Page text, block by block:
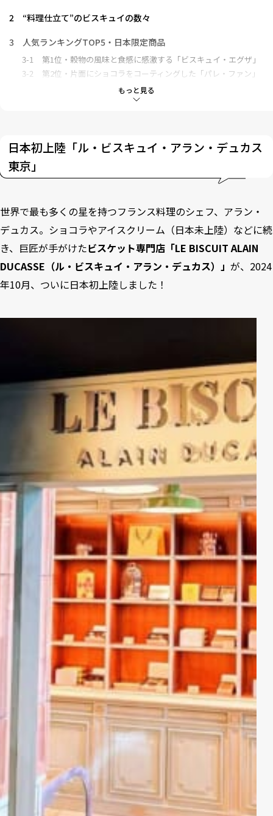
もっと見る
2
“料理仕立て”のビスキュイの数々
3
人気ランキングTOP5・日本限定商品
3-1
第1位・穀物の風味と食感に感激する「ビスキュイ・エグザ」
3-2
第2位・片面にショコラをコーティングした「パレ・ファン」
第3位・懐かしい思い出の味「ピュール・ブール」
第4位・ショコラに包み込まれた「パレ」
3-6
日本限定「バー・セレアル」
4 東京工房ブティック限定
4-1
伝統菓子をイメージした「スブリ」
4-3
アメリカンサイズの「クッキー・ショコラ」
4-4
期間限定クリスマス商品
5
ショップバッグや賞味期限などの情報
6
早めの時間帯の訪問がベスト
日本初上陸「ル・ビスキュイ・アラン・デュカス
東京」
世界で最も多くの星を持つフランス料理のシェフ、アラン・
デュカス。ショコラやアイスクリーム（日本未上陸）などに続
き、巨匠が手がけたビスケット専⾨店「LE BISCUIT ALAIN
DUCASSE（ル・ビスキュイ・アラン・デュカス）」 が、2024
年10月、ついに日本初上陸しました！